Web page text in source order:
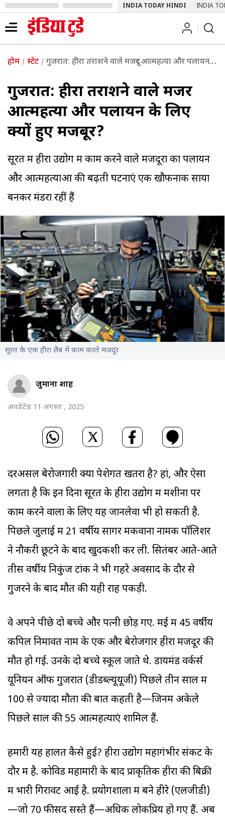
INDIA TODAY HINDI INDIA
होम स्टेट गुजरात: हीरा तराशने वाले मजदूर आत्महत्या और पलायन के लिए क्यों हुए मजबूर?
गुजरात: हीरा तराशने वाले मजदूर
आत्महत्या और पलायन के लिए
क्यों हुए मजबूर?
सूरत में हीरा उद्योग में काम करने वाले मजदूरों का पलायन
और आत्महत्याओं की बढ़ती घटनाएं एक खौफनाक साया
बनकर मंडरा रहीं हैं
सूरत के एक हीरा लैब में काम करते मजदूर
जुमाना शाह
अपडेटेड 11 अगस्त , 2025
दरअसल बेरोजगारी क्या पेशेगत खतरा है? हां, और ऐसा
लगता है कि इन दिनों सूरत के हीरा उद्योग में मशीनों पर
काम करने वालों के लिए यह जानलेवा भी हो सकती है.
पिछले जुलाई में 21 वर्षीय सागर मकवाना नामक पॉलिशर
ने नौकरी छूटने के बाद खुदकशी कर ली. सितंबर आते-आते
तीस वर्षीय निकुंज टांक ने भी गहरे अवसाद के दौर से
गुजरने के बाद मौत की यही राह पकड़ी.
वे अपने पीछे दो बच्चे और पत्नी छोड़ गए. मई में 45 वर्षीय
कपिल निमावत नाम के एक और बेरोजगार हीरा मजदूर की
मौत हो गई. उनके दो बच्चे स्कूल जाते थे. डायमंड वर्कर्स
यूनियन ऑफ गुजरात (डीडब्ल्यूयूजी) पिछले तीन साल में
100 से ज्यादा मौतों की बात कहती है—जिनमें अकेले
पिछले साल की 55 आत्महत्याएं शामिल हैं.
हमारी यह हालत कैसे हुई? हीरा उद्योग महागंभीर संकट के
दौर में है. कोविड महामारी के बाद प्राकृतिक हीरों की बिक्री
में भारी गिरावट आई है. प्रयोगशाला में बने हीरे (एलजीडी)
—जो 70 फीसद सस्ते हैं—अधिक लोकप्रिय हो गए हैं. अब